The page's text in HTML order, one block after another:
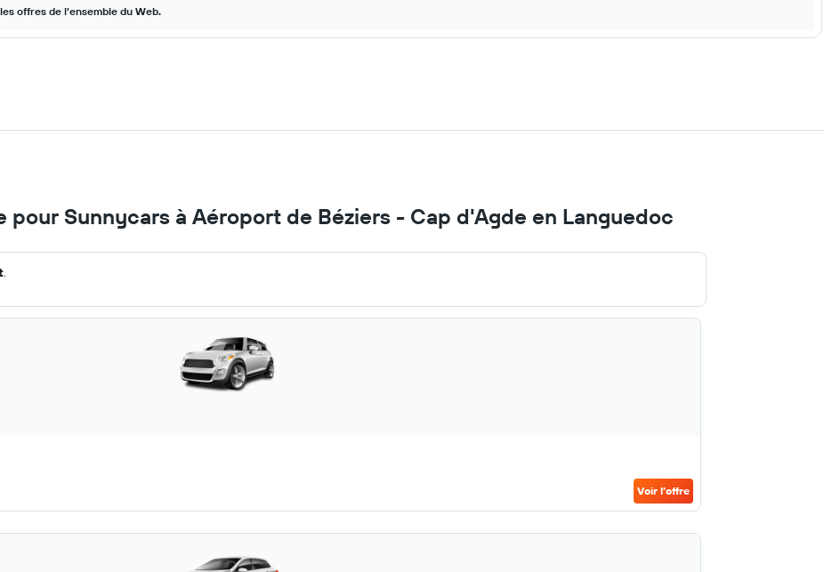
offres de l'ensemble du Web.
Sunnycars à Aéroport de Béziers - Cap d'Agde en Languedoc
.
Voir l’offre